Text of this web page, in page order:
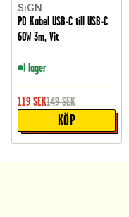
SiGN
PD Kabel USB-C till USB-C
60W 3m, Vit
I lager
119 SEK149 SEK
KÖP